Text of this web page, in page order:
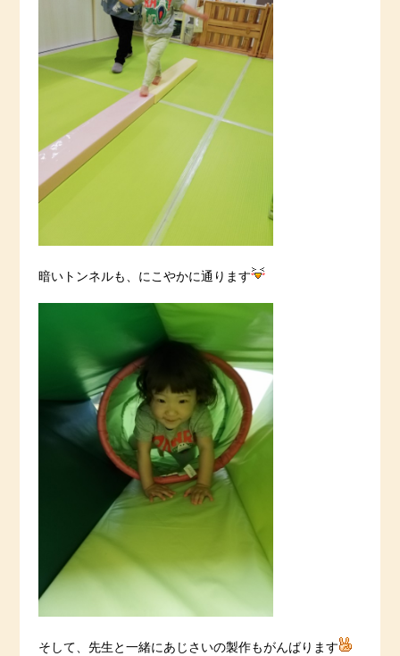
暗いトンネルも、にこやかに通ります
そして、先生と一緒にあじさいの製作もがんばります